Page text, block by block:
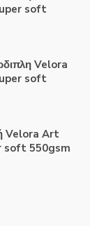
soft
Velora
soft
Velora Art
soft 550gsm